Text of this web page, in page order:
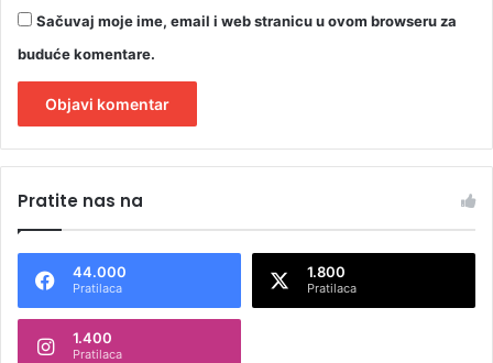
Sačuvaj moje ime, email i web stranicu u ovom browseru za
buduće komentare.
t
n
Pratite nas na
44.000
Pratilaca
1.800
Pratilaca
1.400
Pratilaca